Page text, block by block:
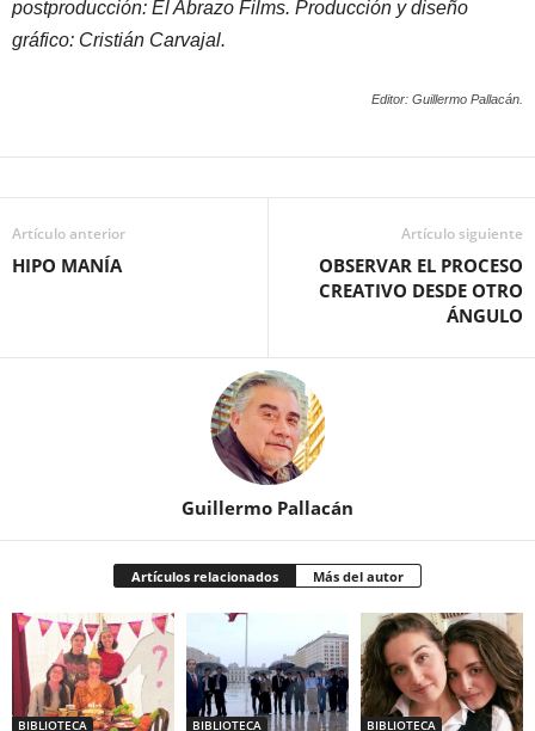
postproducción: El Abrazo Films. Producción y diseño
gráfico: Cristián Carvajal.
Editor: Guillermo Pallacán.
Artículo anterior
HIPO MANÍA
Artículo siguiente
OBSERVAR EL PROCESO
CREATIVO DESDE OTRO
ÁNGULO
Guillermo Pallacán
Artículos relacionados Más del autor
BIBLIOTECA BIBLIOTECA BIBLIOTECA